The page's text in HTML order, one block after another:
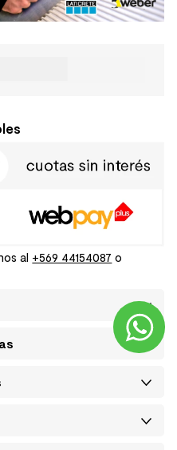
al +569 44154087 o